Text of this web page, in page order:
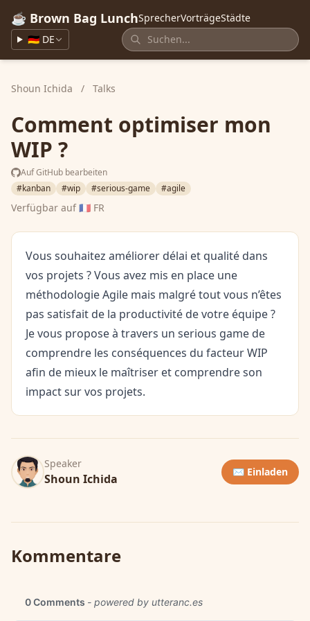
☕ Brown Bag LunchSprecherVorträgeStädte
🇩🇪 DE
Shoun Ichida / Talks
Comment optimiser mon
WIP ?
Auf GitHub bearbeiten
#kanban
#wip #serious-game #agile
Verfügbar auf🇫🇷 FR
Vous souhaitez améliorer délai et qualité dans
vos projets ? Vous avez mis en place une
méthodologie Agile mais malgré tout vous n’êtes
pas satisfait de la productivité de votre équipe ?
Je vous propose à travers un serious game de
comprendre les conséquences du facteur WIP
afin de mieux le maîtriser et comprendre son
impact sur vos projets.
Speaker
Shoun Ichida ✉️ Einladen
Kommentare